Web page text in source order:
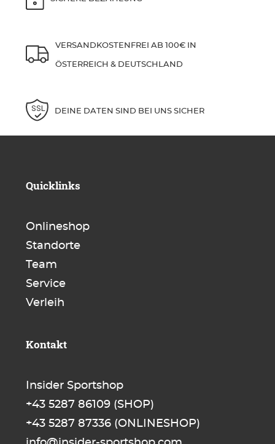
VERSANDKOSTENFREI AB 100€ IN
ÖSTERREICH & DEUTSCHLAND
DEINE DATEN SIND BEI UNS SICHER
Quicklinks
Onlineshop
Standorte
Team
Service
Verleih
Kontakt
Insider Sportshop
+43 5287 86109 (SHOP)
+43 5287 87336 (ONLINESHOP)